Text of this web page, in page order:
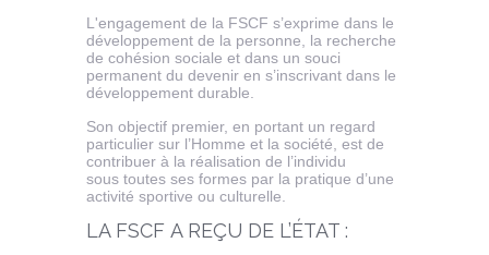
L'engagement de la FSCF s’exprime dans le
développement de la personne, la recherche
de cohésion sociale et dans un souci
permanent du devenir en s’inscrivant dans le
développement durable.
Son objectif premier, en portant un regard
particulier sur l’Homme et la société, est de
contribuer à la réalisation de l’individu
sous toutes ses formes par la pratique d’une
activité sportive ou culturelle.
LA FSCF A REÇU DE L’ÉTAT :